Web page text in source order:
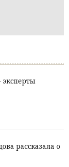
рассказала о